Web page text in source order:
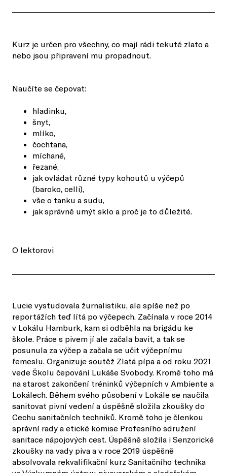
Kurz je určen pro všechny, co mají rádi tekuté zlato a
nebo jsou připravení mu propadnout.
Naučíte se čepovat:
hladinku,
šnyt,
mlíko,
čochtana,
míchané,
řezané,
jak ovládat různé typy kohoutů u výčepů
(baroko, celli),
vše o tanku a sudu,
jak správně umýt sklo a proč je to důležité.
O lektorovi
Lucie vystudovala žurnalistiku, ale spíše než po
reportážích teď lítá po výčepech. Začínala v roce 2014
v Lokálu Hamburk, kam si odběhla na brigádu ke
škole. Práce s pivem jí ale začala bavit, a tak se
posunula za výčep a začala se učit výčepnímu
řemeslu. Organizuje soutěž Zlatá pípa a od roku 2021
vede Školu čepování Lukáše Svobody. Kromě toho má
na starost zakončení tréninků výčepních v Ambiente a
Lokálech. Během svého působení v Lokále se naučila
sanitovat pivní vedení a úspěšně složila zkoušky do
Cechu sanitačních techniků. Kromě toho je členkou
správní rady a etické komise Profesního sdružení
sanitace nápojových cest. Úspěšně složila i Senzorické
zkoušky na vady piva a v roce 2019 úspěšně
absolvovala rekvalifikační kurz Sanitačního technika